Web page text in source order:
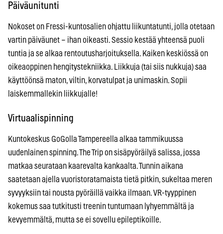
Päiväunitunti
Nokoset on Fressi-kuntosalien ohjattu liikuntatunti, jolla otetaan
vartin päiväunet – ihan oikeasti. Sessio kestää yhteensä puoli
tuntia ja se alkaa rentoutusharjoituksella. Kaiken keskiössä on
oikeaoppinen hengitystekniikka. Liikkuja (tai siis nukkuja) saa
käyttöönsä maton, viltin, korvatulpat ja unimaskin. Sopii
laiskemmallekin liikkujalle!
Virtuaalispinning
Kuntokeskus GoGolla Tampereella alkaa tammikuussa
uudenlainen spinning. The Trip on sisäpyöräilyä salissa, jossa
matkaa seurataan kaarevalta kankaalta. Tunnin aikana
saatetaan ajella vuoristoratamaista tietä pitkin, sukeltaa meren
syvyyksiin tai nousta pyöräillä vaikka ilmaan. VR-tyyppinen
kokemus saa tutkitusti treenin tuntumaan lyhyemmältä ja
kevyemmältä, mutta se ei sovellu epileptikoille.